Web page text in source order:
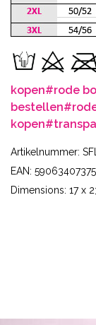
kopen#rode
bestellen
kopen
Artikelnummer:
EAN:
Dimensions: 17 x